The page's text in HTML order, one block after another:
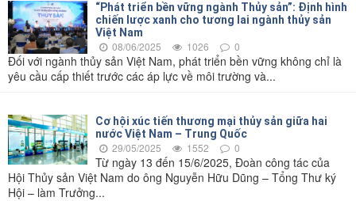
“Phát triển bền vững ngành Thủy sản”: Định hình
chiến lược xanh cho tương lai ngành thủy sản
Việt Nam
08/06/2025 1026 0
Đối với ngành thủy sản Việt Nam, phát triển bền vững không chỉ là
yêu cầu cấp thiết trước các áp lực về môi trường và...
Cơ hội xúc tiến thương mại thủy sản giữa hai
nước Việt Nam – Trung Quốc
29/05/2025 1552 0
Từ ngày 13 đến 15/6/2025, Đoàn công tác của
Hội Thủy sản Việt Nam do ông Nguyễn Hữu Dũng – Tổng Thư ký
Hội – làm Trưởng...